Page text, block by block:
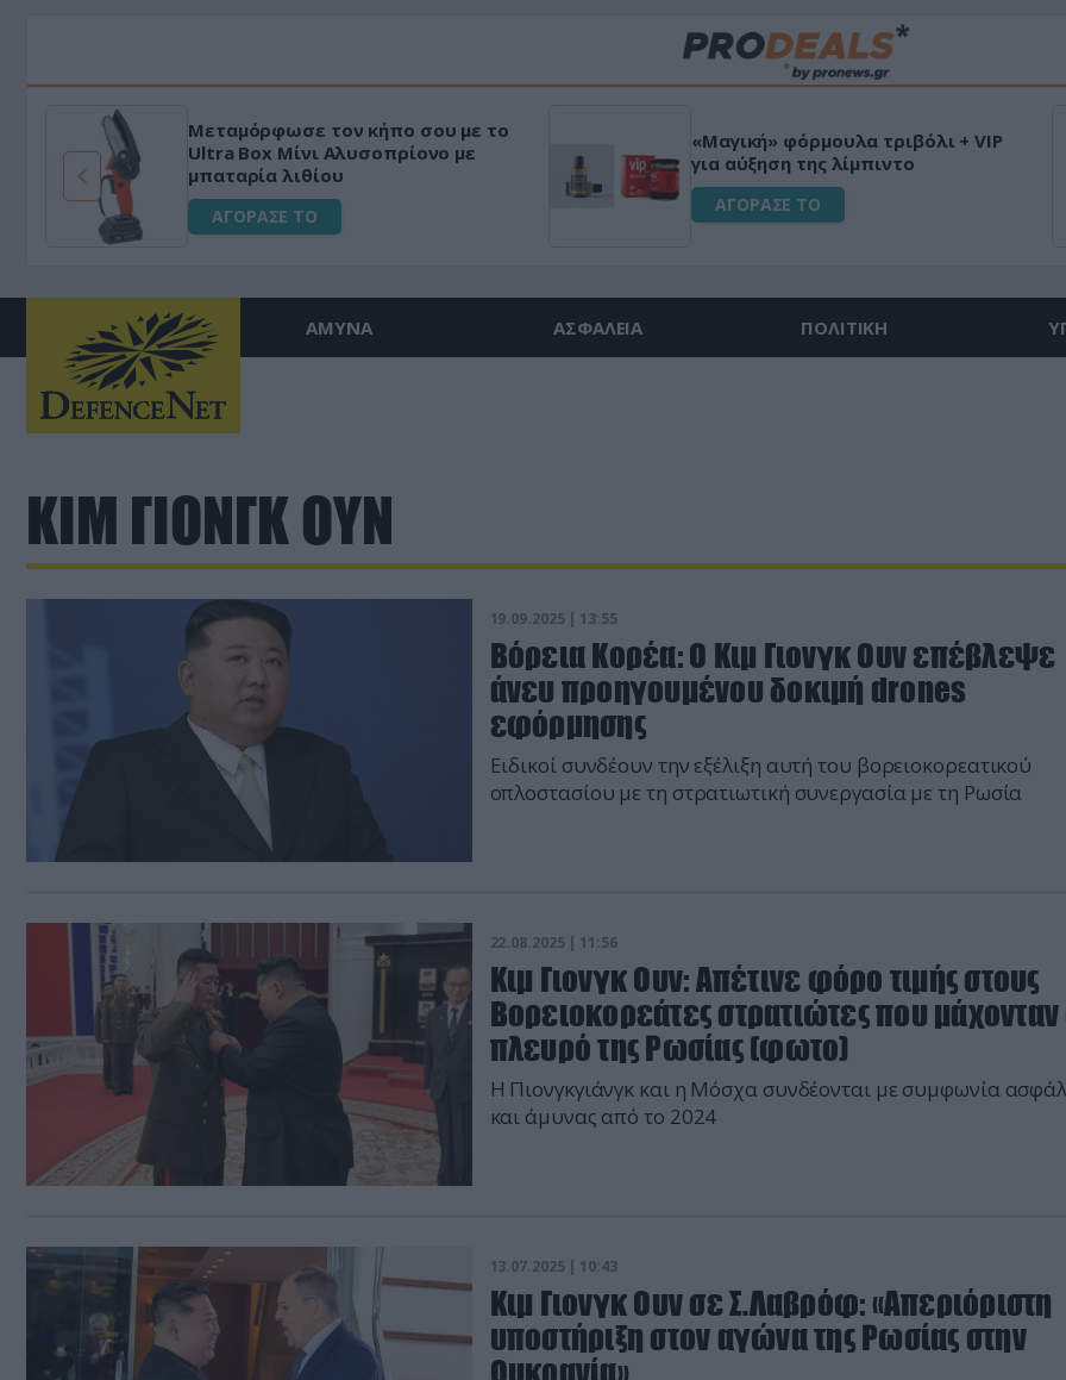
Μεταμόρφωσε τον κήπο σου με το
Ultra Box Μίνι Αλυσοπρίονο με
μπαταρία λιθίου
ΑΓΟΡΑΣΕ ΤΟ
«Μαγική» φόρμουλα τριβόλι + VIP
για αύξηση της λίμπιντο
ΑΓΟΡΑΣΕ ΤΟ
ΑΜΥΝΑ ΑΣΦΑΛΕΙΑ ΠΟΛΙΤΙΚΗ
ΚΙΜ ΓΙΟΝΓΚ ΟΥΝ
19.09.2025 | 13:55
Βόρεια Κορέα: O Kιμ Γιονγκ Ουν επέβλεψε
άνευ προηγουμένου δοκιμή drones
εφόρμησης
Ειδικοί συνδέουν την εξέλιξη αυτή του βορειοκορεατικού
οπλοστασίου με τη στρατιωτική συνεργασία με τη Ρωσία
22.08.2025 | 11:56
Κιμ Γιονγκ Ουν: Απέτινε φόρο τιμής στους
Βορειοκορεάτες στρατιώτες που μάχονταν
πλευρό της Ρωσίας (φωτο)
Η Πιονγκγιάνγκ και η Μόσχα συνδέονται με συμφωνία
και άμυνας από το 2024
13.07.2025 | 10:43
Κιμ Γιονγκ Ουν σε Σ.Λαβρόφ: «Απεριόριστη
υποστήριξη στον αγώνα της Ρωσίας στην